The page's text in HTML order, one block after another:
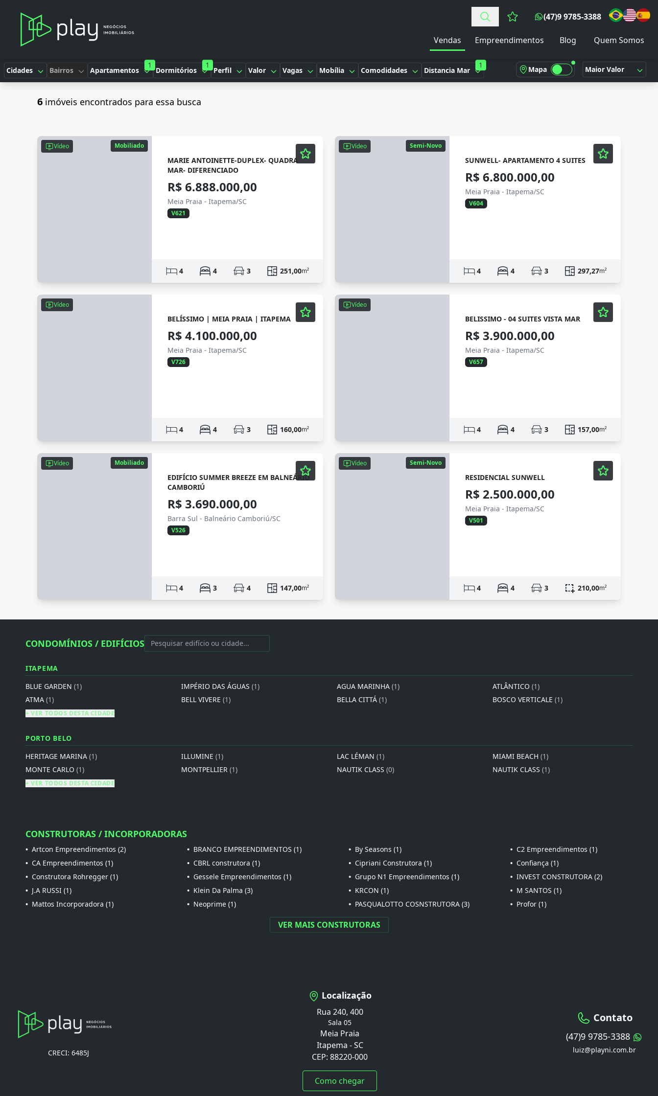
Favoritos (0 itens)
(47)9 9785-3388
Vendas Empreendimentos Blog Quem Somos
Cidades Bairros
1
Apartamentos
1
Dormitórios Perfil Valor Vagas Mobília Comodidades
1
Distancia Mar Mapa Maior Valor
6 imóveis encontrados para essa busca
Vídeo Mobiliado
MARIE ANTOINETTE-DUPLEX- QUADRA
MAR- DIFERENCIADO
R$ 6.888.000,00
Meia Praia - Itapema/SC
V621
4 4 3 251,00m²
Vídeo Semi-Novo
SUNWELL- APARTAMENTO 4 SUITES
R$ 6.800.000,00
Meia Praia - Itapema/SC
V604
4 4 3 297,27m²
Vídeo
BELÍSSIMO | MEIA PRAIA | ITAPEMA
R$ 4.100.000,00
Meia Praia - Itapema/SC
V726
4 4 3 160,00m²
Vídeo
BELISSIMO - 04 SUITES VISTA MAR
R$ 3.900.000,00
Meia Praia - Itapema/SC
V657
4 4 3 157,00m²
Vídeo Mobiliado
EDIFÍCIO SUMMER BREEZE EM BALNEÁRIO
CAMBORIÚ
R$ 3.690.000,00
Barra Sul - Balneário Camboriú/SC
V526
4 3 4 147,00m²
Vídeo Semi-Novo
RESIDENCIAL SUNWELL
R$ 2.500.000,00
Meia Praia - Itapema/SC
V501
4 4 3 210,00m²
CONDOMÍNIOS / EDIFÍCIOS
ITAPEMA
BLUE GARDEN (1) IMPÉRIO DAS ÁGUAS (1) AGUA MARINHA (1) ATLÂNTICO (1)
ATMA (1) BELL VIVERE (1) BELLA CITTÁ (1) BOSCO VERTICALE (1)
+ VER TODOS DESTA CIDADE
PORTO BELO
HERITAGE MARINA (1) ILLUMINE (1) LAC LÉMAN (1) MIAMI BEACH (1)
MONTE CARLO (1) MONTPELLIER (1) NAUTIK CLASS (0) NAUTIK CLASS (1)
+ VER TODOS DESTA CIDADE
CONSTRUTORAS / INCORPORADORAS
• Artcon Empreendimentos (2) • BRANCO EMPREENDIMENTOS (1) • By Seasons (1) • C2 Empreendimentos (1)
• CA Empreendimentos (1) • CBRL construtora (1) • Cipriani Construtora (1) • Confiança (1)
• Construtora Rohregger (1) • Gessele Empreendimentos (1) • Grupo N1 Empreendimentos (1) • INVEST CONSTRUTORA (2)
• J.A RUSSI (1) • Klein Da Palma (3) • KRCON (1) • M SANTOS (1)
• Mattos Incorporadora (1) • Neoprime (1) • PASQUALOTTO COSNSTRUTORA (3) • Profor (1)
VER MAIS CONSTRUTORAS
CRECI: 6485J
Localização
Rua 240, 400
Sala 05
Meia Praia
Itapema - SC
CEP: 88220-000
Como chegar
Contato
(47)9 9785-3388
luiz@playni.com.br